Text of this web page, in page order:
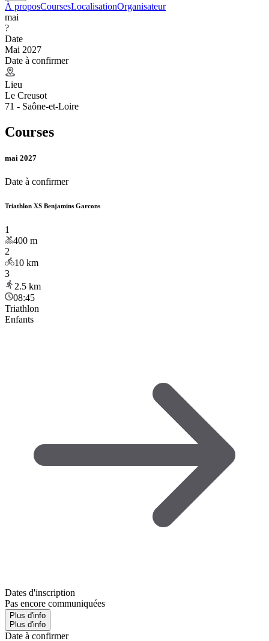
À proposCoursesLocalisationOrganisateur
mai
?
Date
Mai 2027
Date à confirmer
Lieu
Le Creusot
71 - Saône-et-Loire
Courses
mai 2027
Date à confirmer
Triathlon XS Benjamins Garcons
1
400 m
2
10 km
3
2.5 km
08:45
Triathlon
Enfants
Dates d'inscription
Pas encore communiquées
Plus d'info
Plus d'info
Date à confirmer